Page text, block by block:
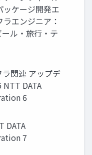
ッケージ開発エ
エンジニア：
ル・旅行・テ
関連 アップデ
DATA
6
DATA
7